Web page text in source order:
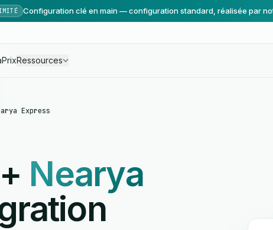
Configuration clé en main — configuration standard, réalisée par
PrixRessources
Express
+ Nearya